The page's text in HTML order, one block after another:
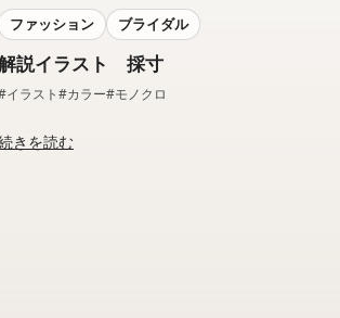
ファッション ブライダル
説イラスト 採寸
イラスト#カラー#モノクロ
きを読む